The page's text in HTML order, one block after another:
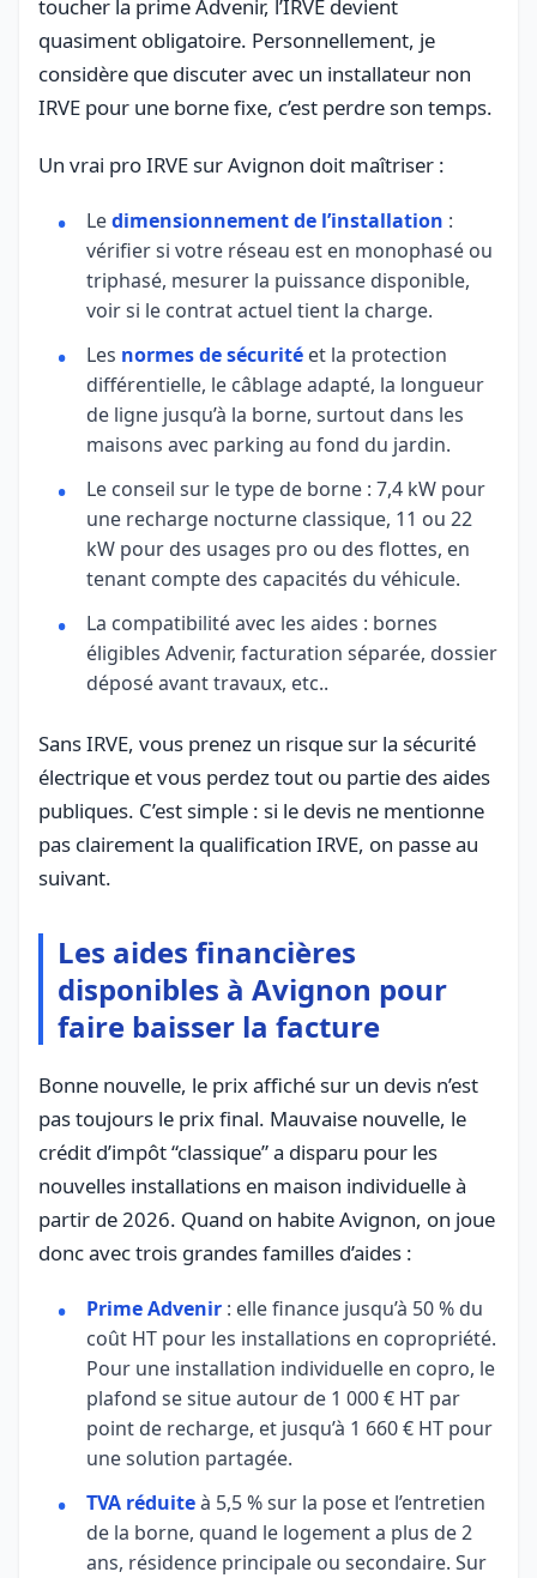
toucher la prime Advenir, l’IRVE devient
quasiment obligatoire. Personnellement, je
considère que discuter avec un installateur non
IRVE pour une borne fixe, c’est perdre son temps.
Un vrai pro IRVE sur Avignon doit maîtriser :
Ledimensionnement de l’installation :
vérifier si votre réseau est en monophasé ou
triphasé, mesurer la puissance disponible,
voir si le contrat actuel tient la charge.
Les normes de sécurité et la protection
différentielle, le câblage adapté, la longueur
de ligne jusqu’à la borne, surtout dans les
maisons avec parking au fond du jardin.
Le conseil sur le type de borne : 7,4 kW pour
une recharge nocturne classique, 11 ou 22
kW pour des usages pro ou des flottes, en
tenant compte des capacités du véhicule.
La compatibilité avec les aides : bornes
éligibles Advenir, facturation séparée, dossier
déposé avant travaux, etc..
Sans IRVE, vous prenez un risque sur la sécurité
électrique et vous perdez tout ou partie des aides
publiques. C’est simple : si le devis ne mentionne
pas clairement la qualification IRVE, on passe au
suivant.
Les aides financières
disponibles à Avignon pour
faire baisser la facture
Bonne nouvelle, le prix affiché sur un devis n’est
pas toujours le prix final. Mauvaise nouvelle, le
crédit d’impôt “classique” a disparu pour les
nouvelles installations en maison individuelle à
partir de 2026. Quand on habite Avignon, on joue
donc avec trois grandes familles d’aides :
Prime Advenir : elle finance jusqu’à 50 % du
coût HT pour les installations en copropriété.
Pour une installation individuelle en copro, le
plafond se situe autour de 1 000 € HT par
point de recharge, et jusqu’à 1 660 € HT pour
une solution partagée.
TVA réduiteà 5,5 % sur la pose et l’entretien
de la borne, quand le logement a plus de 2
ans, résidence principale ou secondaire. Sur